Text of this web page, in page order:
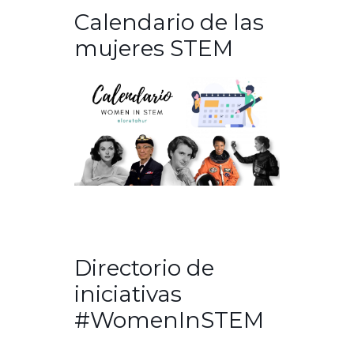
Calendario de las
mujeres STEM
Directorio de
iniciativas
#WomenInSTEM